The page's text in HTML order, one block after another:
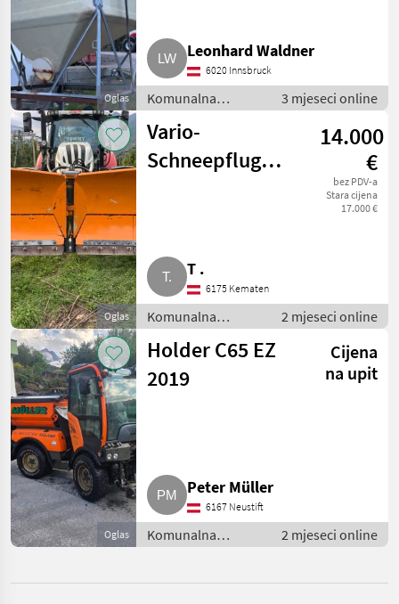
Općinska
tehnologija
Komunalna
Oprema I
Vozila
Zimska
Oprema
Sonstige
ODABERITE
KATEGORIJU
Sonstige
Hauer
Hydrac
Kahlbacher
Samasz
Pronar
Prikaži
sve
(51)
MARKETPLACE
trgovaca oglasi
Oglas
Leonhard Waldner
6020 Innsbruck
Komunalna
oprema i vozila /
Zimska oprema
3 mjeseci online
Oglas
Vario-
Schneepflug
14.000
€
bez PDV-a
Stara cijena
17.000 €
T .
6175 Kematen
Komunalna
oprema i vozila /
Zimska oprema
2 mjeseci online
Oglas
Holder C65 EZ
2019
Cijena
na upit
Peter Müller
6167 Neustift
Komunalna
oprema i vozila /
2 mjeseci online